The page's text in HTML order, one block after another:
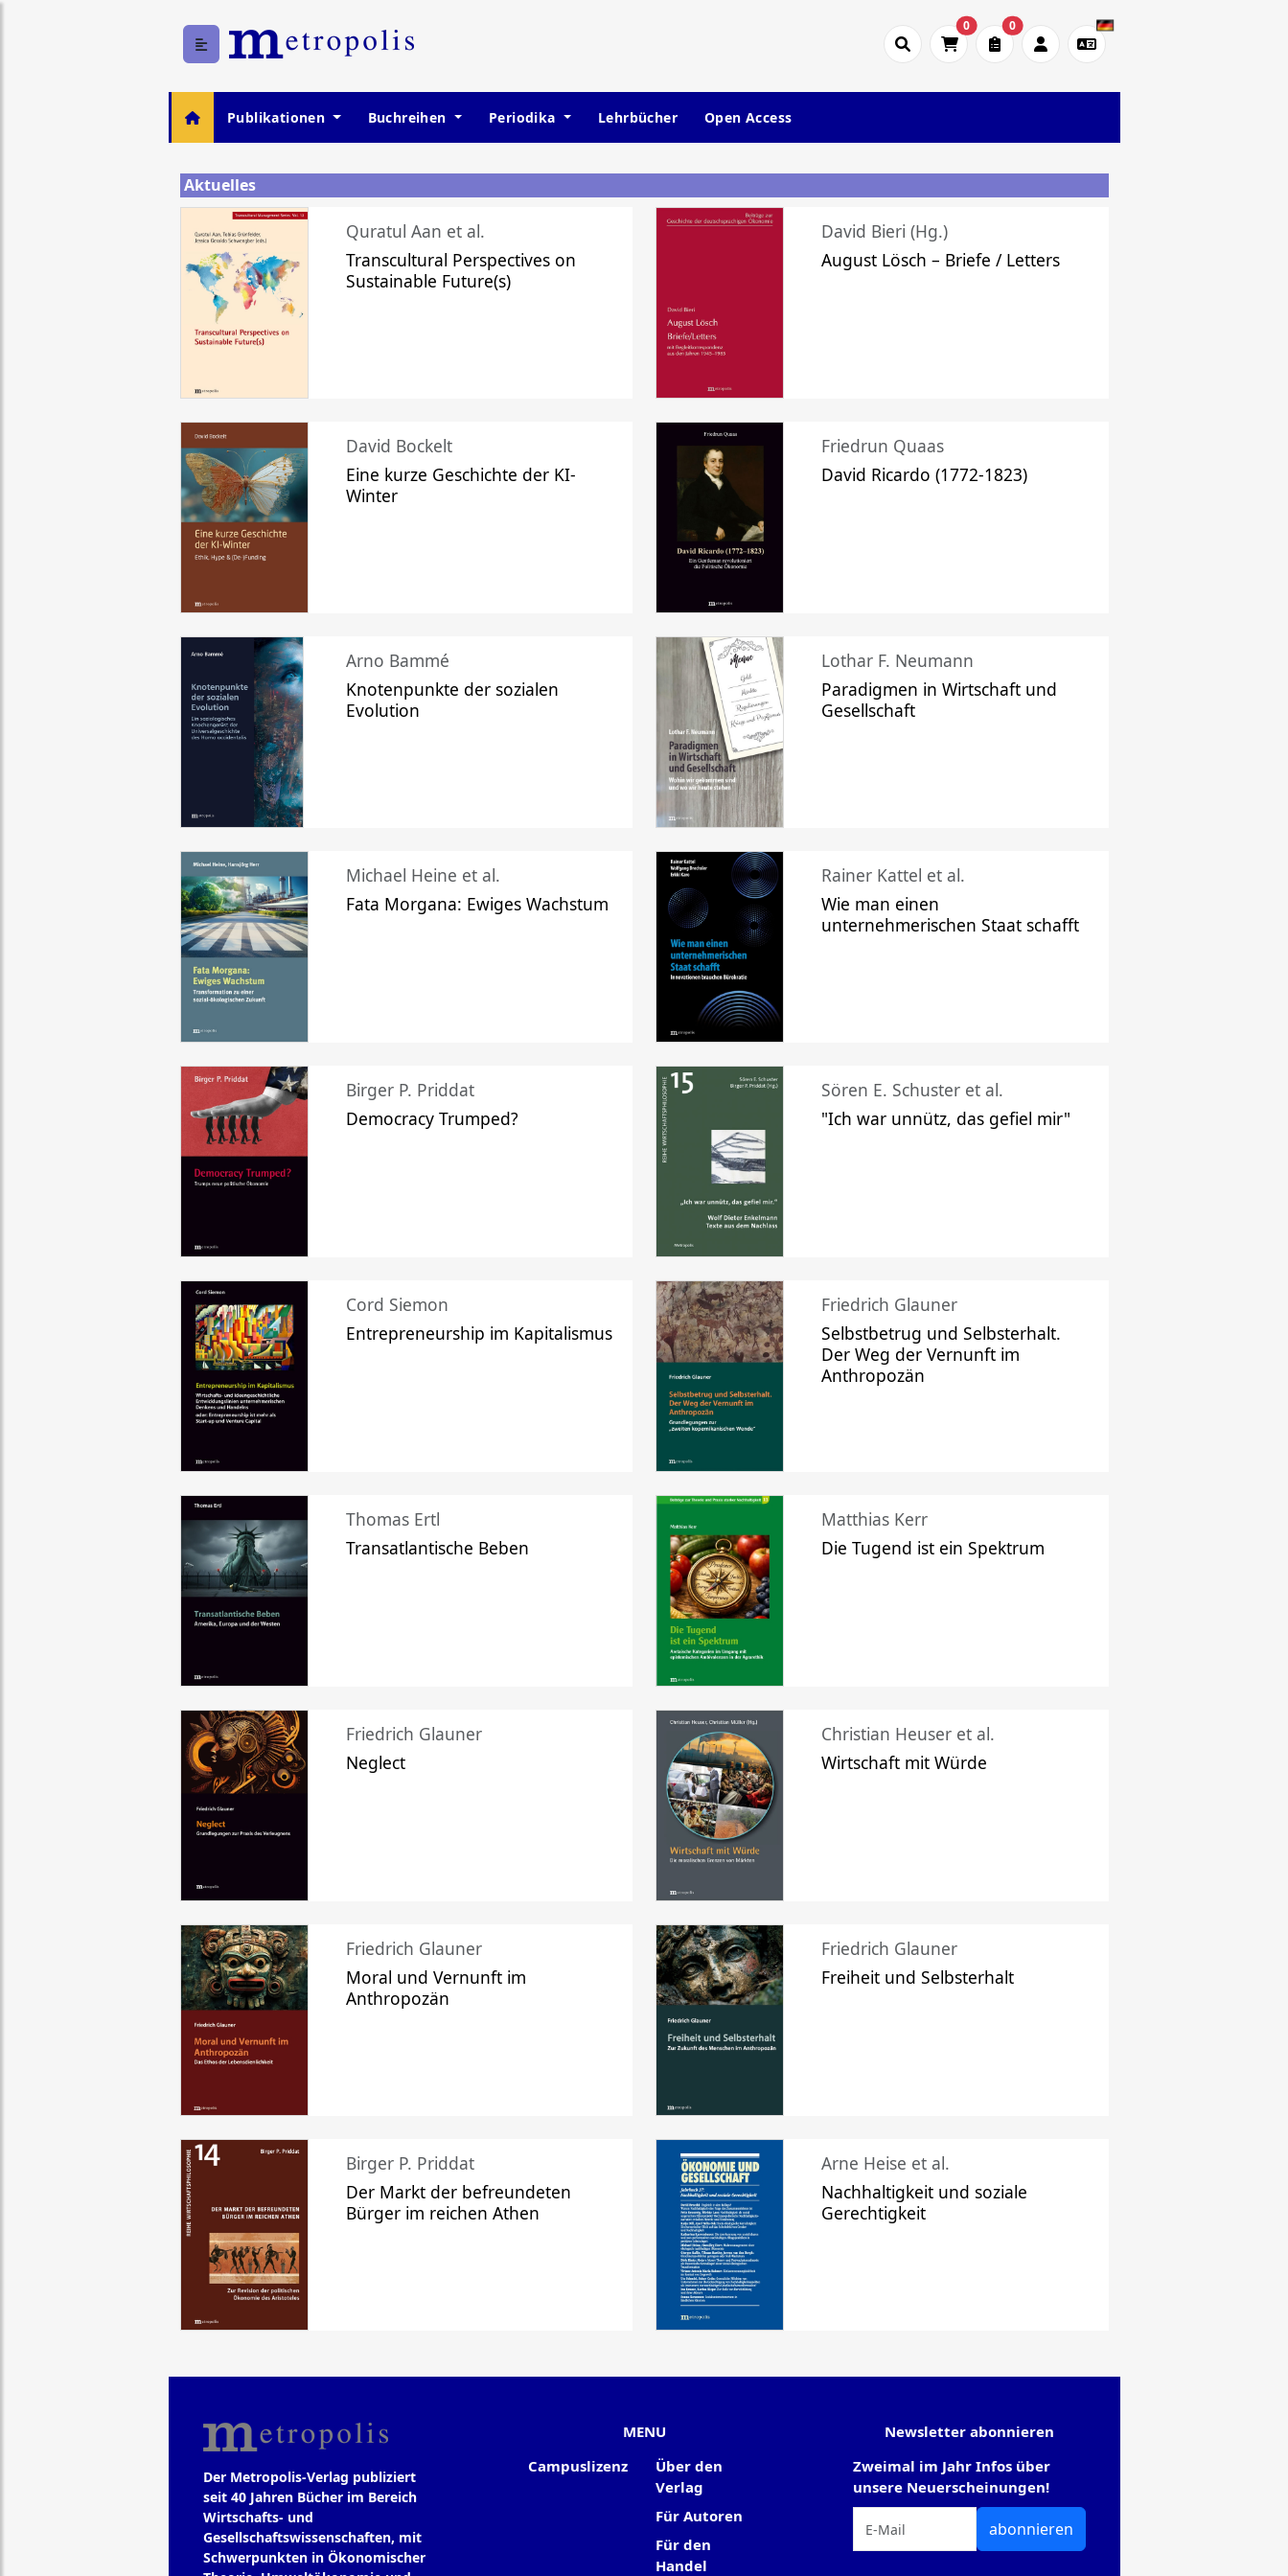
0 0
Publikationen Buchreihen Periodika Lehrbücher Open Access
Aktuelles
Quratul Aan et al.
Transcultural Perspectives on
Sustainable Future(s)
David Bieri (Hg.)
August Lösch – Briefe / Letters
David Bockelt
Eine kurze Geschichte der KI-
Winter
Friedrun Quaas
David Ricardo (1772-1823)
Arno Bammé
Knotenpunkte der sozialen
Evolution
Lothar F. Neumann
Paradigmen in Wirtschaft und
Gesellschaft
Michael Heine et al.
Fata Morgana: Ewiges Wachstum
Rainer Kattel et al.
Wie man einen
unternehmerischen Staat schafft
Birger P. Priddat
Democracy Trumped?
Sören E. Schuster et al.
"Ich war unnütz, das gefiel mir"
Cord Siemon
Entrepreneurship im Kapitalismus
Friedrich Glauner
Selbstbetrug und Selbsterhalt.
Der Weg der Vernunft im
Anthropozän
Thomas Ertl
Transatlantische Beben
Matthias Kerr
Die Tugend ist ein Spektrum
Friedrich Glauner
Neglect
Christian Heuser et al.
Wirtschaft mit Würde
Friedrich Glauner
Moral und Vernunft im
Anthropozän
Friedrich Glauner
Freiheit und Selbsterhalt
Birger P. Priddat
Der Markt der befreundeten
Bürger im reichen Athen
Arne Heise et al.
Nachhaltigkeit und soziale
Gerechtigkeit
Der Metropolis-Verlag publiziert
seit 40 Jahren Bücher im Bereich
Wirtschafts- und
Gesellschaftswissenschaften, mit
Schwerpunkten in Ökonomischer
MENU
Campuslizenz
Über den
Verlag
Für Autoren
Für den
Handel
Newsletter abonnieren
Zweimal im Jahr Infos über
unsere Neuerscheinungen!
abonnieren